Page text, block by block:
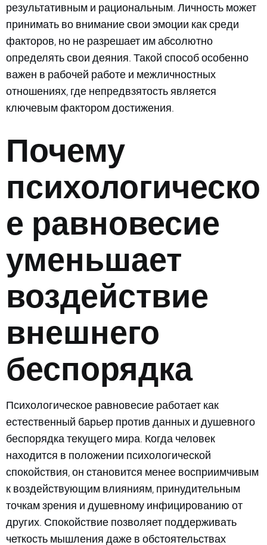
результативным и рациональным. Личность может
принимать во внимание свои эмоции как среди
факторов, но не разрешает им абсолютно
определять свои деяния. Такой способ особенно
важен в рабочей работе и межличностных
отношениях, где непредвзятость является
ключевым фактором достижения.
Почему
психологическо
е равновесие
уменьшает
воздействие
внешнего
беспорядка
Психологическое равновесие работает как
естественный барьер против данных и душевного
беспорядка текущего мира. Когда человек
находится в положении психологической
спокойствия, он становится менее восприимчивым
к воздействующим влияниям, принудительным
точкам зрения и душевному инфицированию от
других. Спокойствие позволяет поддерживать
четкость мышления даже в обстоятельствах